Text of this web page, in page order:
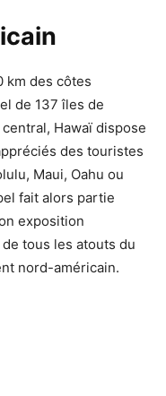
km des côtes
de 137 îles de
Hawaï dispose
des touristes
Maui, Oahu ou
fait alors partie
exposition
tous les atouts du
nord-américain.